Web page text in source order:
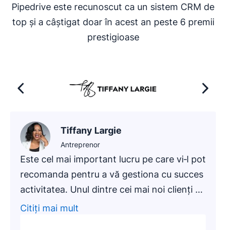
Pipedrive este recunoscut ca un sistem CRM de
top și a câștigat doar în acest an peste 6 premii
prestigioase
Este cel mai important lucru pe care vi‑l pot
recomanda pentru a vă gestiona cu succes
activitatea. Unul dintre cei mai noi clienți ai
noștri, o firmă de contabilitate care
Citiți mai mult
Tiffany Largie
Antreprenor